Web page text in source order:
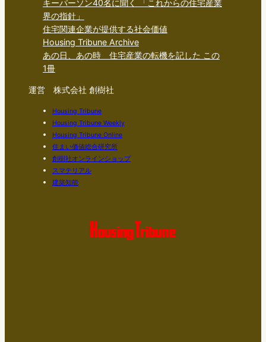
キーパーソン40名に聞く 「これからの住宅産業
界の指針」
住宅関連企業が提供する社会価値
Housing Tribune Archive
あの日、あの時 住宅産業の転機を記した この
1冊
運営 株式会社 創樹社
Housing Tribune
Housing Tribune Weekly
Housing Tribune Online
住まい価値総合研究所
創樹社オンラインショップ
スマテリアル
建築知能